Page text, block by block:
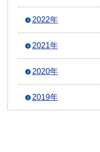
2022年
2021年
2020年
2019年